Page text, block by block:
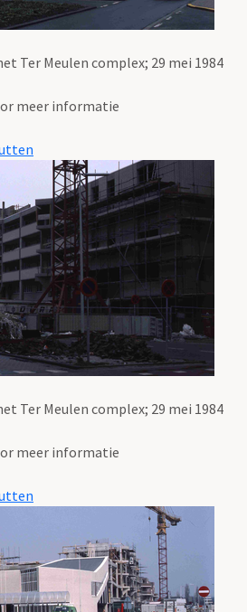
Ter Meulen complex; 29 mei 1984
meer informatie
Ter Meulen complex; 29 mei 1984
meer informatie